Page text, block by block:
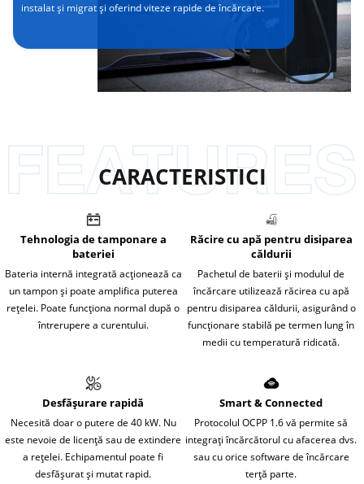
instalat și migrat și oferind viteze rapide de încărcare.
CARACTERISTICI
Tehnologia de tamponare a
bateriei
Bateria internă integrată acționează ca
un tampon și poate amplifica puterea
rețelei. Poate funcționa normal după o
întrerupere a curentului.
Răcire cu apă pentru disiparea
căldurii
Pachetul de baterii și modulul de
încărcare utilizează răcirea cu apă
pentru disiparea căldurii, asigurând o
funcționare stabilă pe termen lung în
medii cu temperatură ridicată.
Desfăşurare rapidă
Necesită doar o putere de 40 kW. Nu
este nevoie de licență sau de extindere
a rețelei. Echipamentul poate fi
desfășurat și mutat rapid.
Smart & Connected
Protocolul OCPP 1.6 vă permite să
integrați încărcătorul cu afacerea dvs.
sau cu orice software de încărcare
terță parte.